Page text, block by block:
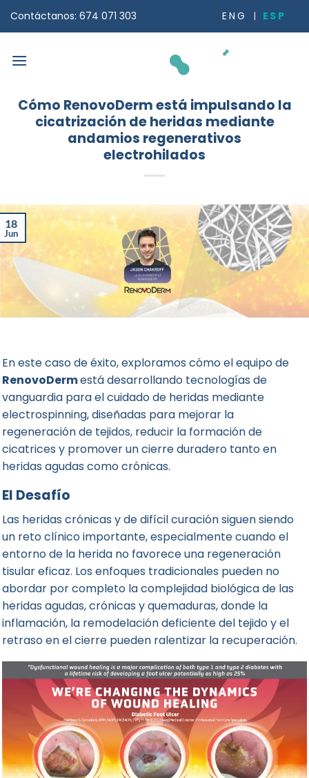
Contáctanos: 674 071 303 ENG ESP
Cómo RenovoDerm está impulsando la
cicatrización de heridas mediante
andamios regenerativos
electrohilados
18
Jun
En este caso de éxito, exploramos cómo el equipo de
RenovoDermestá desarrollando tecnologías de
vanguardia para el cuidado de heridas mediante
electrospinning, diseñadas para mejorar la
regeneración de tejidos, reducir la formación de
cicatrices y promover un cierre duradero tanto en
heridas agudas como crónicas.
El Desafío
Las heridas crónicas y de difícil curación siguen siendo
un reto clínico importante, especialmente cuando el
entorno de la herida no favorece una regeneración
tisular eficaz. Los enfoques tradicionales pueden no
abordar por completo la complejidad biológica de las
heridas agudas, crónicas y quemaduras, donde la
inflamación, la remodelación deficiente del tejido y el
retraso en el cierre pueden ralentizar la recuperación.